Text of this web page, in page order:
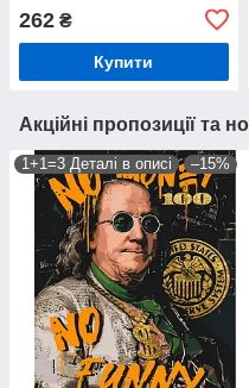
262 ₴
Купити
Акційні пропозиції та
1+1=3 Деталі в описі –15%